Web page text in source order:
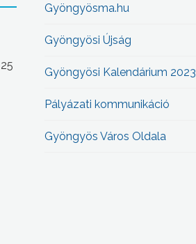
Gyöngyösma.hu
Gyöngyösi Újság
Gyöngyösi Kalendárium 2023
Pályázati kommunikáció
Gyöngyös Város Oldala